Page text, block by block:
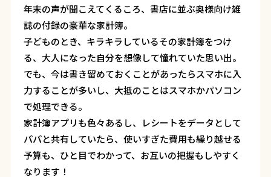
年末の声が聞こえてくるころ、書店に並ぶ奥様向け雑
誌の付録の豪華な家計簿。
子どものとき、キラキラしているその家計簿をつけ
る、大人になった自分を想像して憧れていた思い出。
でも、今は書き留めておくことがあったらスマホに入
力することが多いし、大抵のことはスマホかパソコン
で処理できる。
家計簿アプリも色々あるし、レシートをデータとして
パパと共有していたら、使いすぎた費用も繰り越せる
予算も、ひと目でわかって、お互いの把握もしやすく
なります！